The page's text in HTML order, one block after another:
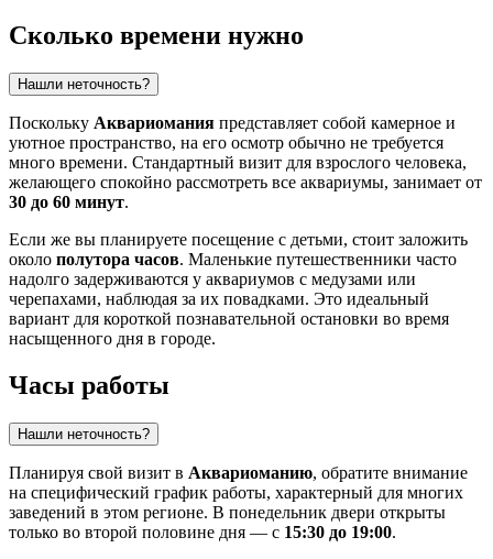
Сколько времени нужно
Нашли неточность?
Поскольку Аквариомания представляет собой камерное и
уютное пространство, на его осмотр обычно не требуется
много времени. Стандартный визит для взрослого человека,
желающего спокойно рассмотреть все аквариумы, занимает от
30 до 60 минут.
Если же вы планируете посещение с детьми, стоит заложить
около полутора часов. Маленькие путешественники часто
надолго задерживаются у аквариумов с медузами или
черепахами, наблюдая за их повадками. Это идеальный
вариант для короткой познавательной остановки во время
насыщенного дня в городе.
Часы работы
Нашли неточность?
Планируя свой визит в Аквариоманию, обратите внимание
на специфический график работы, характерный для многих
заведений в этом регионе. В понедельник двери открыты
только во второй половине дня — с 15:30 до 19:00.